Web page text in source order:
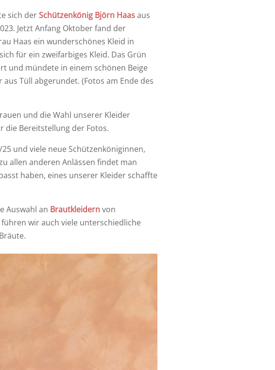
sich derSchützenkönig Björn Haasaus
Jetzt Anfang Oktober fand der
Haas ein wunderschönes Kleid in
für ein zweifarbiges Kleid. Das Grün
und mündete in einem schönen Beige
Tüll abgerundet. (Fotos am Ende des
und die Wahl unserer Kleider
die Bereitstellung der Fotos.
und viele neue Schützenköniginnen,
allen anderen Anlässen findet man
haben, eines unserer Kleider schaffte
Auswahl an Brautkleidernvon
wir auch viele unterschiedliche